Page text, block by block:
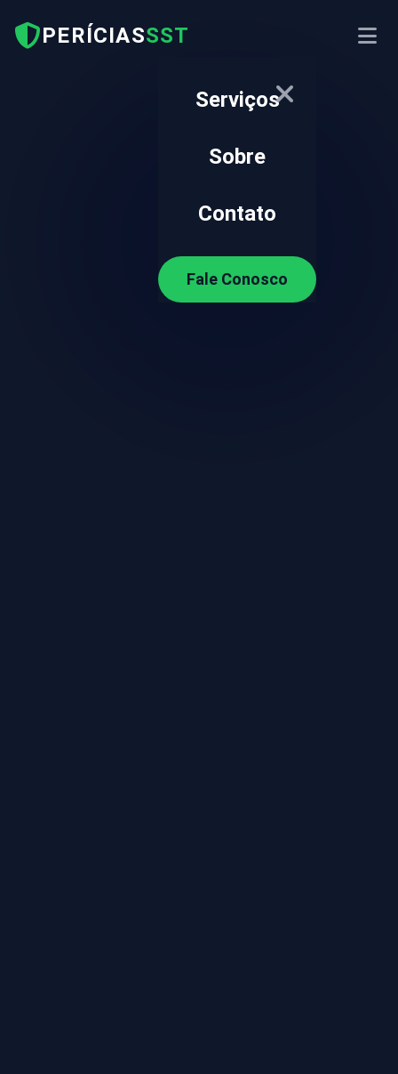
PERÍCIASSST Abrir
Serviços
Sobre
Contato
Fale Conosco